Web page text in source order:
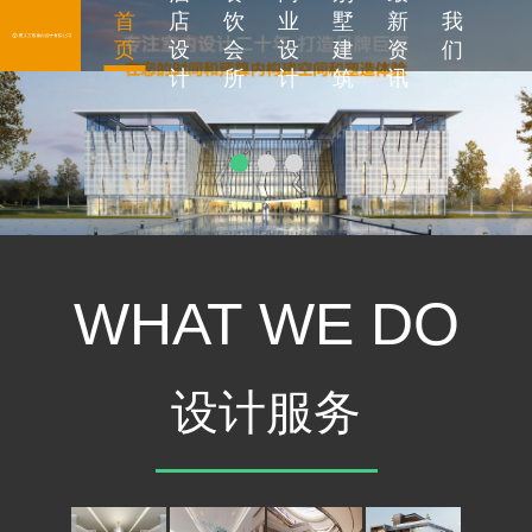
首
页
店
设
计
饮
会
所
业
设
计
墅
建
筑
新
资
讯
我
们
WHAT WE DO
设计服务